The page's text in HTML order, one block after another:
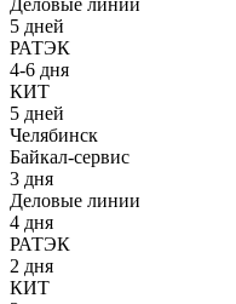
Деловые линии
5 дней
РАТЭК
4-6 дня
КИТ
5 дней
Челябинск
Байкал-сервис
3 дня
Деловые линии
4 дня
РАТЭК
2 дня
КИТ